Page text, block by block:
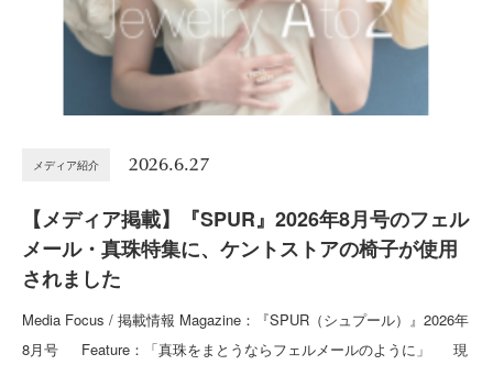
メディア紹介 2026.6.27
【メディア掲載】『SPUR』2026年8月号のフェル
メール・真珠特集に、ケントストアの椅子が使用
されました
Media Focus / 掲載情報 Magazine：『SPUR（シュプール）』2026年
8月号 Feature：「真珠をまとうならフェルメールのように」 現